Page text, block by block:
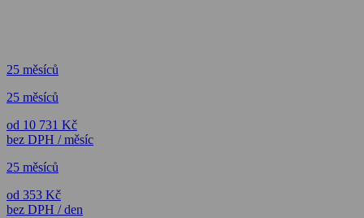
25 měsíců
25 měsíců
od 10 731 Kč
bez DPH / měsíc
25 měsíců
od 353 Kč
bez DPH / den